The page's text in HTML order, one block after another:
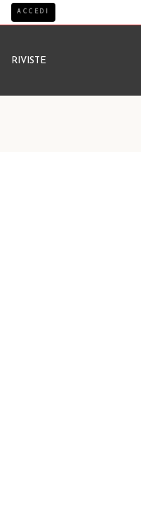
ACCEDI
RIVISTE